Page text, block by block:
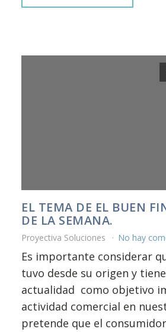
EL TEMA DE EL BUEN
DE LA SEMANA.
Proyectiva Soluciones No hay
Es importante considerar
tuvo desde su origen y
actualidad como objetivo
actividad comercial en
pretende que el